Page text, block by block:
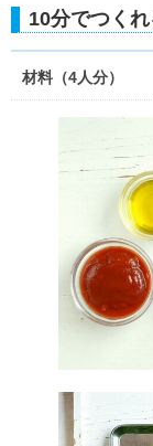
10分でつく
材料（4人分）